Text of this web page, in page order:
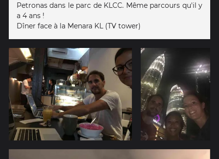
Petronas dans le parc de KLCC. Même parcours qu'il y
a 4 ans !
Dîner face à la Menara KL (TV tower)